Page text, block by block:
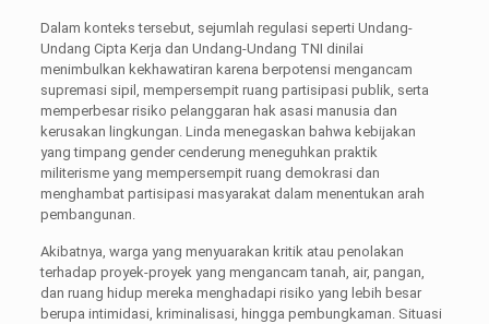
Dalam konteks tersebut, sejumlah regulasi seperti Undang-
Undang Cipta Kerja dan Undang-Undang TNI dinilai
menimbulkan kekhawatiran karena berpotensi mengancam
supremasi sipil, mempersempit ruang partisipasi publik, serta
memperbesar risiko pelanggaran hak asasi manusia dan
kerusakan lingkungan. Linda menegaskan bahwa kebijakan
yang timpang gender cenderung meneguhkan praktik
militerisme yang mempersempit ruang demokrasi dan
menghambat partisipasi masyarakat dalam menentukan arah
pembangunan.
Akibatnya, warga yang menyuarakan kritik atau penolakan
terhadap proyek-proyek yang mengancam tanah, air, pangan,
dan ruang hidup mereka menghadapi risiko yang lebih besar
berupa intimidasi, kriminalisasi, hingga pembungkaman. Situasi